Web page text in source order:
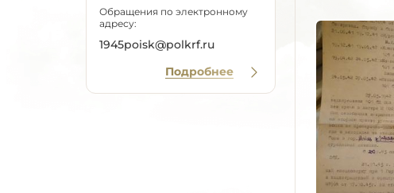
Обращения по электронному
адресу:
1945poisk@polkrf.ru
Подробнее